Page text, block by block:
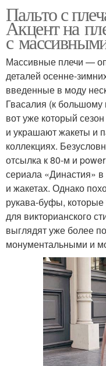
Пальто с
Акцент на
с
Массивные плечи —
деталей осенне-
введенные в моду
Гвасалия (к
вот уже который
и украшают жакеты и
коллекциях.
отсылка к 80-м и
сериала «Династия»
и жакетах. Однако
рукава-буфы,
для викторианского
выглядят уже более
монументальными и